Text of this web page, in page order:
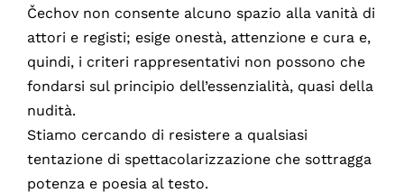
Čechov non consente alcuno spazio alla vanità di
attori e registi; esige onestà, attenzione e cura e,
quindi, i criteri rappresentativi non possono che
fondarsi sul principio dell’essenzialità, quasi della
nudità.
Stiamo cercando di resistere a qualsiasi
tentazione di spettacolarizzazione che sottragga
potenza e poesia al testo.